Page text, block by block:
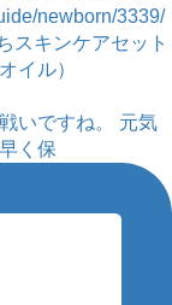
いですね。 元気
く保